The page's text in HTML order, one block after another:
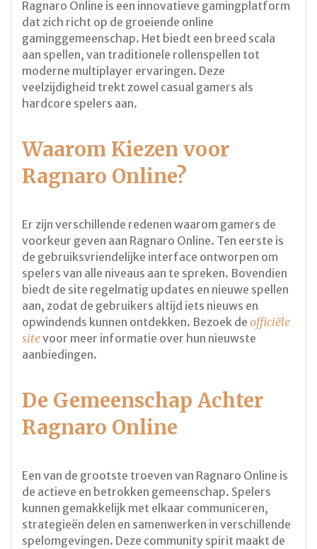
Ragnaro Online is een innovatieve gamingplatform
dat zich richt op de groeiende online
gaminggemeenschap. Het biedt een breed scala
aan spellen, van traditionele rollenspellen tot
moderne multiplayer ervaringen. Deze
veelzijdigheid trekt zowel casual gamers als
hardcore spelers aan.
Waarom Kiezen voor
Ragnaro Online?
Er zijn verschillende redenen waarom gamers de
voorkeur geven aan Ragnaro Online. Ten eerste is
de gebruiksvriendelijke interface ontworpen om
spelers van alle niveaus aan te spreken. Bovendien
biedt de site regelmatig updates en nieuwe spellen
aan, zodat de gebruikers altijd iets nieuws en
opwindends kunnen ontdekken. Bezoek de officiële
sitevoor meer informatie over hun nieuwste
aanbiedingen.
De Gemeenschap Achter
Ragnaro Online
Een van de grootste troeven van Ragnaro Online is
de actieve en betrokken gemeenschap. Spelers
kunnen gemakkelijk met elkaar communiceren,
strategieën delen en samenwerken in verschillende
spelomgevingen. Deze community spirit maakt de